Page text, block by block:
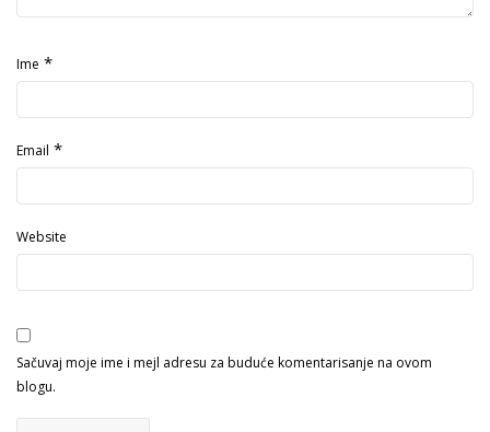
Ime *
Email *
Website
Sačuvaj moje ime i mejl adresu za buduće komentarisanje na ovom
blogu.